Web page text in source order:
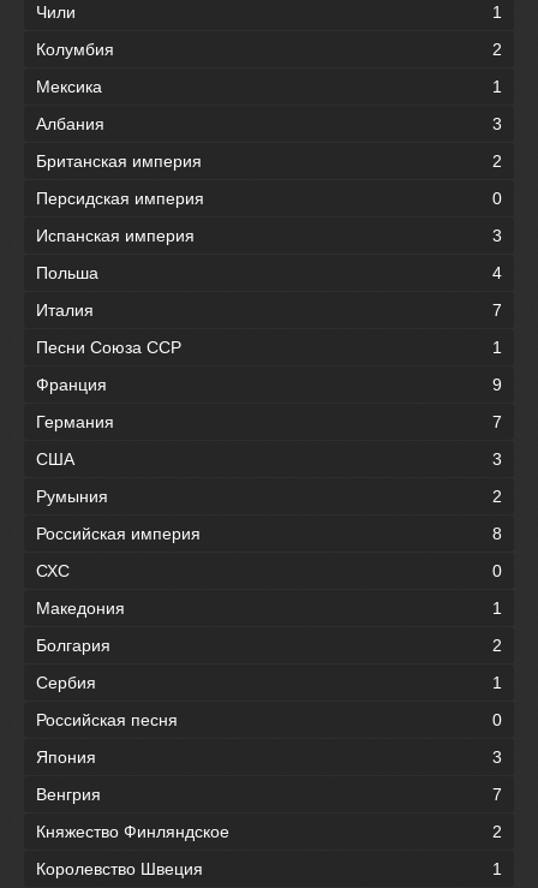
Чили
1
Колумбия
2
Мексика
1
Албания
3
Британская империя
2
Персидская империя
0
Испанская империя
3
Польша
4
Италия
7
Песни Союза ССР
1
Франция
9
Германия
7
США
3
Румыния
2
Российская империя
8
СХС
0
Македония
1
Болгария
2
Сербия
1
Российская песня
0
Япония
3
Венгрия
7
Княжество Финляндское
2
Королевство Швеция
1